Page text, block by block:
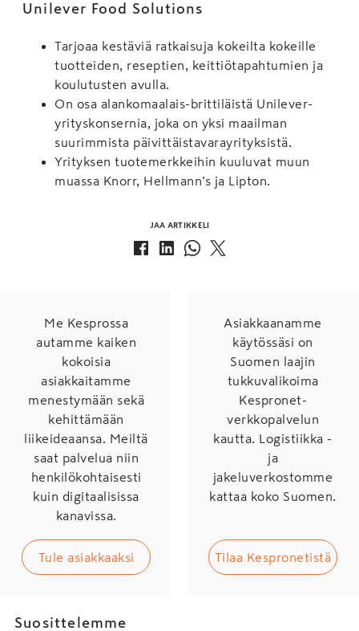
Unilever Food Solutions
Tarjoaa kestäviä ratkaisuja kokeilta kokeille
tuotteiden, reseptien, keittiötapahtumien ja
koulutusten avulla.
On osa alankomaalais-brittiläistä Unilever-
yrityskonsernia, joka on yksi maailman
suurimmista päivittäistavarayrityksistä.
Yrityksen tuotemerkkeihin kuuluvat muun
muassa Knorr, Hellmann’s ja Lipton.
JAA ARTIKKELI
Me Kesprossa
autamme kaiken
kokoisia
asiakkaitamme
menestymään sekä
kehittämään
liikeideaansa. Meiltä
saat palvelua niin
henkilökohtaisesti
kuin digitaalisissa
kanavissa.
Tule asiakkaaksi
Asiakkaanamme
käytössäsi on
Suomen laajin
tukkuvalikoima
Kespronet-
verkkopalvelun
kautta. Logistiikka -
ja
jakeluverkostomme
kattaa koko Suomen.
Tilaa Kespronetistä
Suosittelemme